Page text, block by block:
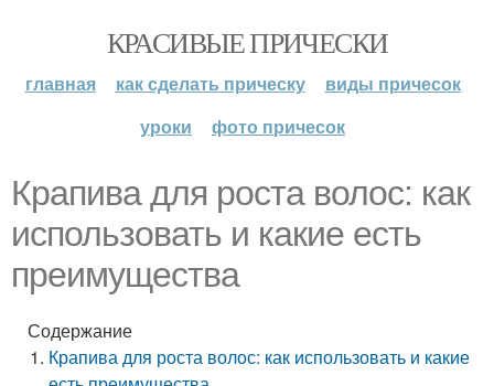
КРАСИВЫЕ ПРИЧЕСКИ
главная как сделать прическу
виды причесок
уроки
фото причесок
Крапива для роста волос: как
использовать и какие есть
преимущества
Содержание
Крапива для роста волос: как использовать и какие